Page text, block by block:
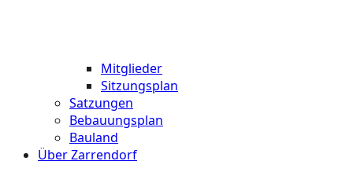
Mitglieder
Sitzungsplan
Satzungen
Bebauungsplan
Bauland
Über Zarrendorf